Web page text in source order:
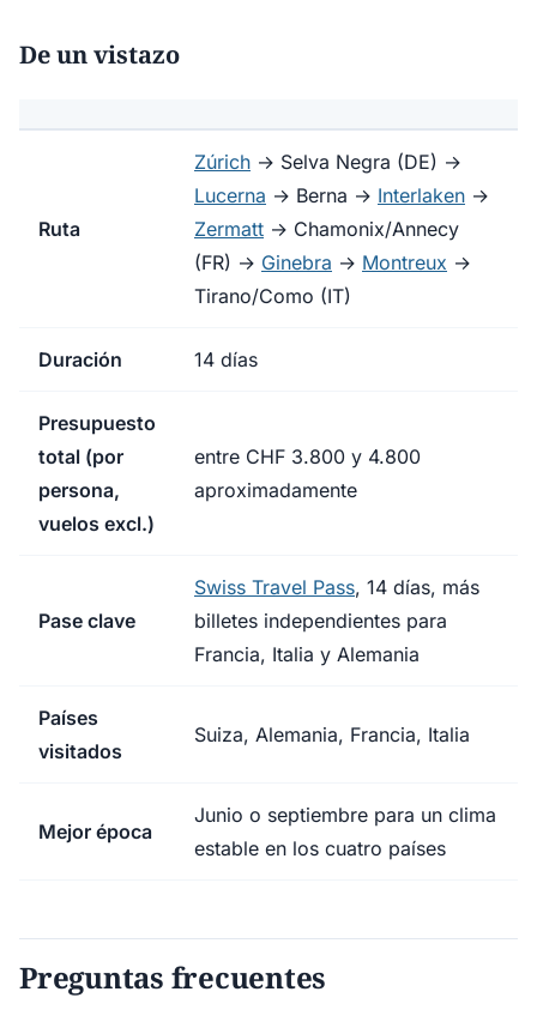
De un vistazo
Ruta
Zúrich → Selva Negra (DE) →
Lucerna → Berna → Interlaken →
Zermatt → Chamonix/Annecy
(FR) → Ginebra → Montreux →
Tirano/Como (IT)
Duración 14 días
Presupuesto
total (por
persona,
vuelos excl.)
entre CHF 3.800 y 4.800
aproximadamente
Pase clave
Swiss Travel Pass, 14 días, más
billetes independientes para
Francia, Italia y Alemania
Países
visitados
Suiza, Alemania, Francia, Italia
Mejor época
Junio o septiembre para un clima
estable en los cuatro países
Preguntas frecuentes